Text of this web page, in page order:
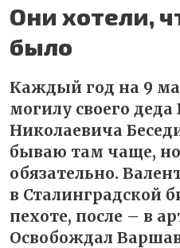
Они хотели,
было
Каждый год на 9
могилу своего
Николаевича
бываю там чаще,
обязательно.
в Сталинградской
пехоте, после – в
Освобождал